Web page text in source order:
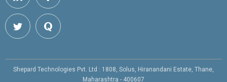
Shepard Technologies Pvt. Ltd : 1808, Solus, Hiranandani Estate, Thane,
Maharashtra - 400607